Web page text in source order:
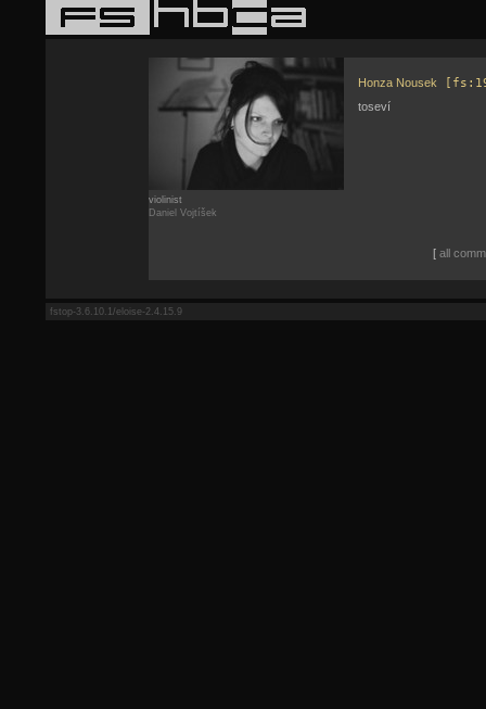
violinist
Daniel Vojtíšek
Honza Nousek
toseví
[ all
fstop-3.6.10.1/eloise-2.4.15.9